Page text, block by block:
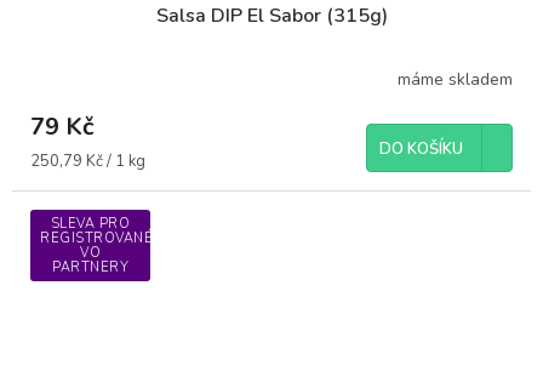
Salsa DIP El Sabor (315g)
máme skladem
79 Kč
Měrná
250,79 Kč / 1 kg
DO KOŠÍKU
SLEVA PRO
REGISTROVANÉ
VO
PARTNERY